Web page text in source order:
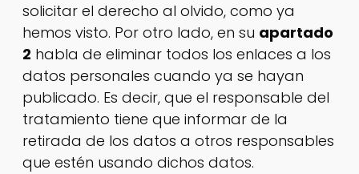
solicitar el derecho al olvido, como ya
hemos visto. Por otro lado, en su apartado
2 habla de eliminar todos los enlaces a los
datos personales cuando ya se hayan
publicado. Es decir, que el responsable del
tratamiento tiene que informar de la
retirada de los datos a otros responsables
que estén usando dichos datos.